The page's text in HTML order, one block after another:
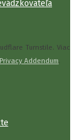
Turnstile. Viac
Addendum.